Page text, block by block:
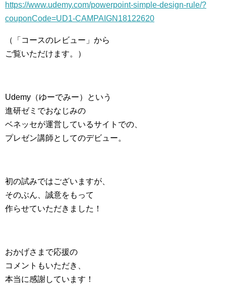
https://www.udemy.com/powerpoint-simple-design-rule/?
couponCode=UD1-CAMPAIGN18122620
（「コースのレビュー」から
ご覧いただけます。）
Udemy（ゆーでみー）という
進研ゼミでおなじみの
ベネッセが運営しているサイトでの、
プレゼン講師としてのデビュー。
初の試みではございますが、
そのぶん、誠意をもって
作らせていただきました！
おかげさまで応援の
コメントもいただき、
本当に感謝しています！